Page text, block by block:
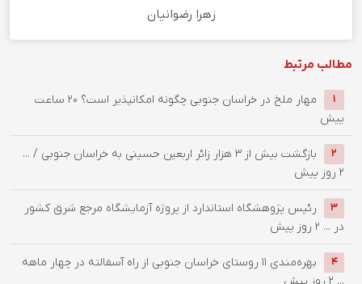
زهرا رضوانیان
مطالب مرتبط
1 ‌مهار ملخ در خراسان جنوبی چگونه امکانپذیر است؟
20 ساعت
پیش
2
بازگشت بیش از ۳ هزار زائر اربعین حسینی به خراسان جنوبی / ...
2 روز پیش
3
رئیس پژوهشگاه استاندارد از پروژه آزمایشگاه مرجع شرق کشور
در ... 2 روز پیش
4
بهره‌مندی ۱۱ روستای خراسان جنوبی از راه آسفالته در چهار ماهه
... 2 روز پیش